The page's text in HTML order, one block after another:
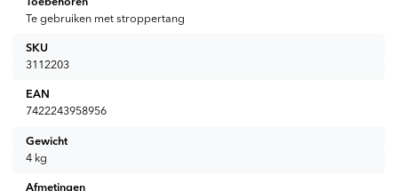
Te gebruiken met stroppertang
SKU
3112203
EAN
7422243958956
Gewicht
4 kg
Afmetingen